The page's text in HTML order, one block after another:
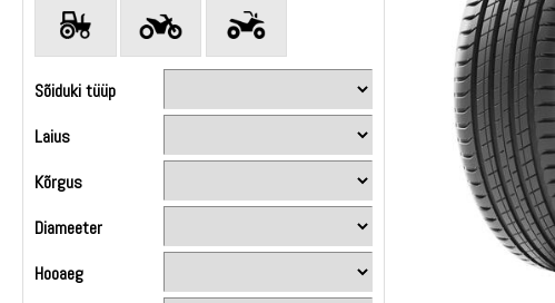
Sõiduki tüüp
Laius
Kõrgus
Diameeter
Hooaeg